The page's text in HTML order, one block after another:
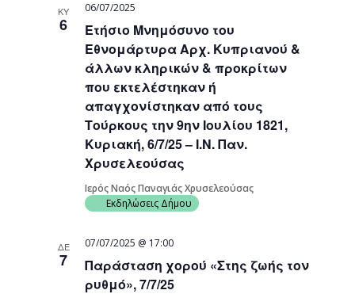
ΚΥ
6
Ετήσιο Μνημόσυνο του
Εθνομάρτυρα Αρχ. Κυπριανού &
άλλων κληρικών & προκρίτων
που εκτελέστηκαν ή
απαγχονίστηκαν από τους
Τούρκους την 9ην Ιουλίου 1821,
Κυριακή, 6/7/25 – Ι.Ν. Παν.
Χρυσελεούσας
06/07/2025
Ιερός Ναός Παναγιάς Χρυσελεούσας
Εκδηλώσεις Δήμου
ΔΕ
7
Παράσταση χορού «Στης ζωής τον
ρυθμό», 7/7/25
07/07/2025 @ 17:00